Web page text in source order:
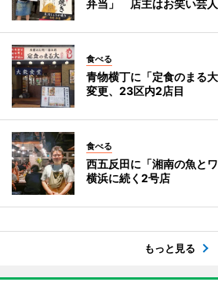
弁当」 店主はお笑い芸人
食べる
青物横丁に「定食のまる
変更、23区内2店目
食べる
西五反田に「湘南の魚と
横浜に続く2号店
もっと見る